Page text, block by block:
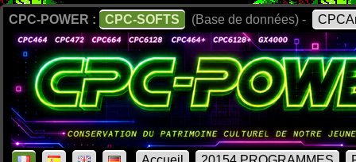
CPC-POWER : CPC-SOFTS (Base de données) -